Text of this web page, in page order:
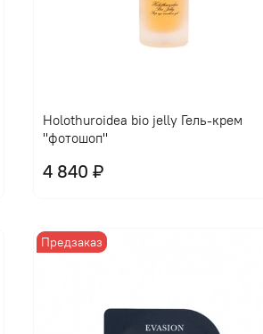
Holothuroidea bio jelly Гель-крем
"фотошоп"
4 840 ₽
Предзаказ